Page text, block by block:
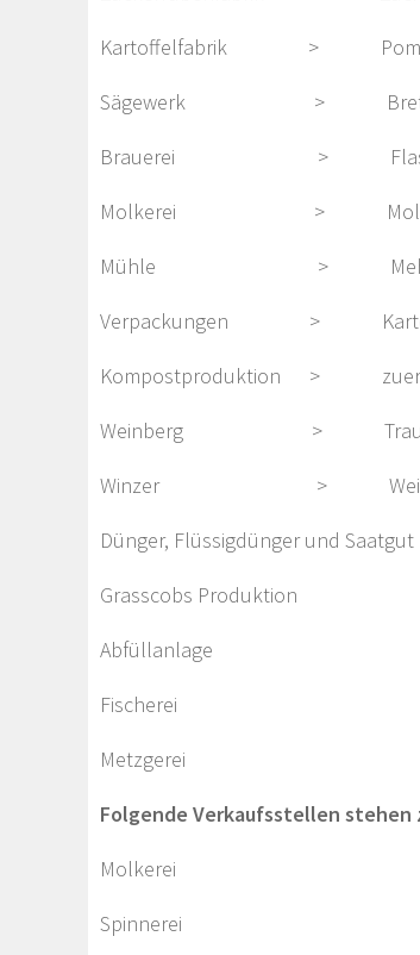
Kartoffelfabrik >
Sägewerk >
Brauerei >
Molkerei >
Mühle >
Verpackungen >
Kompostproduktion > zuerst
Weinberg >
Winzer > Wein
Dünger, Flüssigdünger und
Grasscobs Produktion
Abfüllanlage
Fischerei
Metzgerei
Folgende Verkaufsstellen stehen
Molkerei
Spinnerei